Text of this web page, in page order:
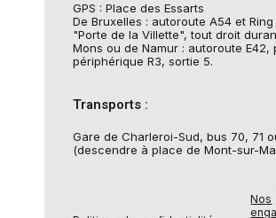
GPS : Place des Essarts
De Bruxelles : autoroute A54 et
"Porte de la Villette", tout droit
Mons ou de Namur : autoroute E42,
périphérique R3, sortie 5.
Transports :
Gare de Charleroi-Sud, bus 70, 71
(descendre à place de Mont-sur-
Nos